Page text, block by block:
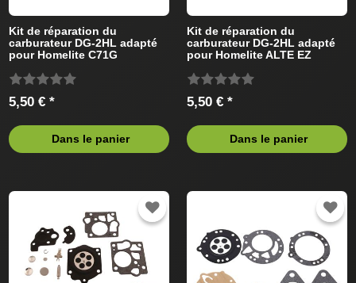
Kit de réparation du
carburateur DG-2HL adapté
pour Homelite C71G
5,50 € *
Dans le panier
Kit de réparation du
carburateur DG-2HL adapté
pour Homelite ALTE EZ
5,50 € *
Dans le panier